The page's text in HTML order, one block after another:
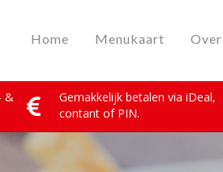
Home Menukaart Over
&
Gemakkelijk betalen via iDeal,
contant of PIN.